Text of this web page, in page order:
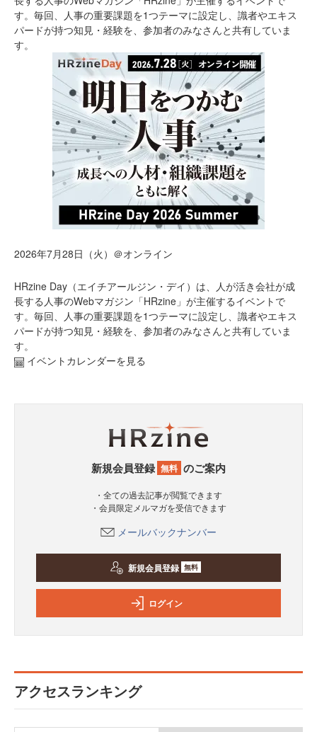
す。毎回、人事の重要課題を1つテーマに設定し、識者やエキス
パードが持つ知見・経験を、参加者のみなさんと共有していま
す。
2026年7月28日（火）＠オンライン
HRzine Day（エイチアールジン・デイ）は、人が活き会社が成
長する人事のWebマガジン「HRzine」が主催するイベントで
す。毎回、人事の重要課題を1つテーマに設定し、識者やエキス
パードが持つ知見・経験を、参加者のみなさんと共有していま
す。
イベントカレンダーを見る
新規会員登録 無料 のご案内
・全ての過去記事が閲覧できます
・会員限定メルマガを受信できます
メールバックナンバー
新規会員登録 無料
ログイン
アクセスランキング